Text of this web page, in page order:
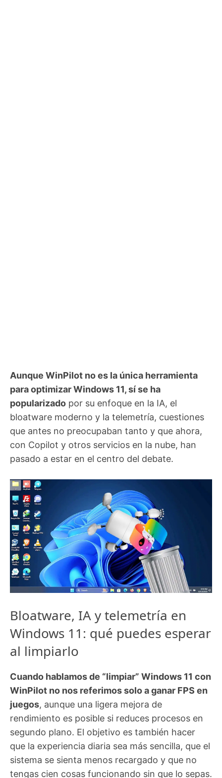
Aunque WinPilot no es la única herramienta
para optimizar Windows 11, sí se ha
popularizado por su enfoque en la IA, el
bloatware moderno y la telemetría, cuestiones
que antes no preocupaban tanto y que ahora,
con Copilot y otros servicios en la nube, han
pasado a estar en el centro del debate.
Bloatware, IA y telemetría en
Windows 11: qué puedes esperar
al limpiarlo
Cuando hablamos de “limpiar” Windows 11 con
WinPilot no nos referimos solo a ganar FPS en
juegos, aunque una ligera mejora de
rendimiento es posible si reduces procesos en
segundo plano. El objetivo es también hacer
que la experiencia diaria sea más sencilla, que el
sistema se sienta menos recargado y que no
tengas cien cosas funcionando sin que lo sepas.